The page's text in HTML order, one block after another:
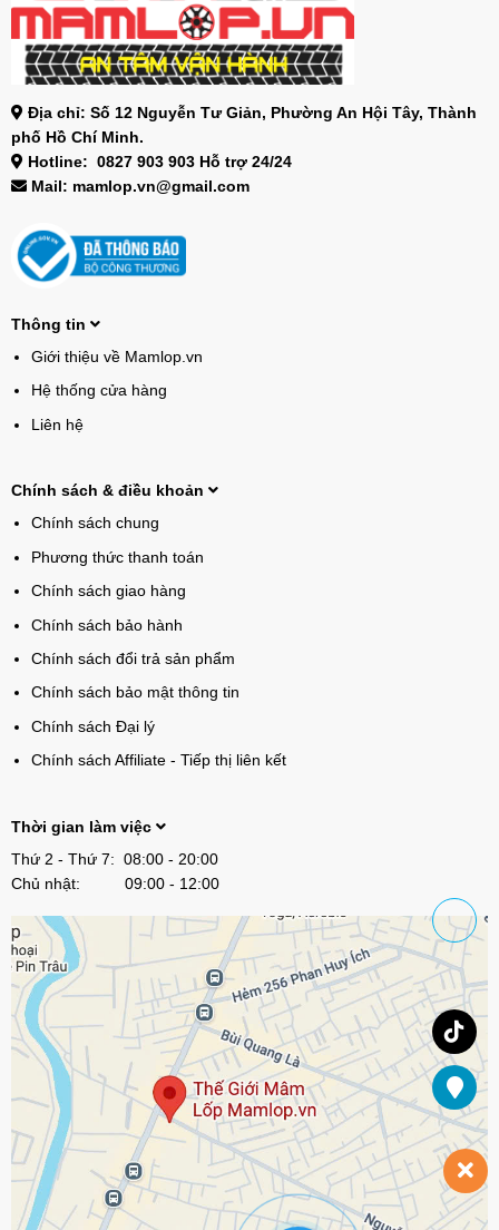
Địa chỉ: Số 12 Nguyễn Tư Giản, Phường An Hội Tây, Thành
phố Hồ Chí Minh.
Hotline: 0827 903 903 Hỗ trợ 24/24
Mail: mamlop.vn@gmail.com
Thông tin
Giới thiệu về Mamlop.vn
Hệ thống cửa hàng
Liên hệ
Chính sách & điều khoản
Chính sách chung
Phương thức thanh toán
Chính sách giao hàng
Chính sách bảo hành
Chính sách đổi trả sản phẩm
Chính sách bảo mật thông tin
Chính sách Đại lý
Chính sách Affiliate - Tiếp thị liên kết
Thời gian làm việc
Thứ 2 - Thứ 7: 08:00 - 20:00
Chủ nhật: 09:00 - 12:00